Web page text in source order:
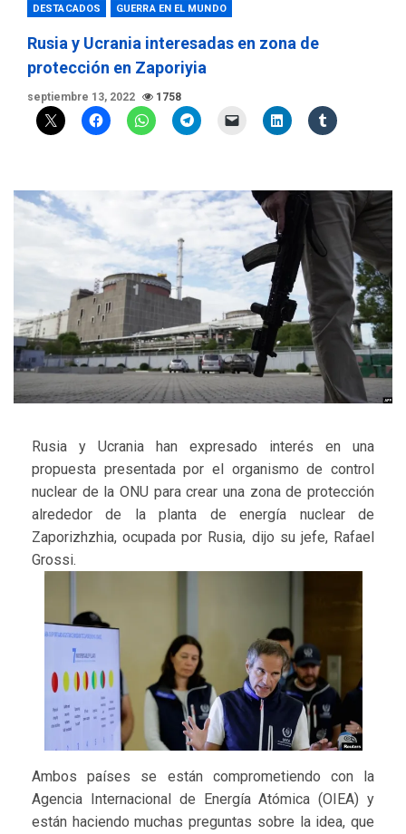
DESTACADOS GUERRA EN EL MUNDO
Rusia y Ucrania interesadas en zona de
protección en Zaporiyia
septiembre 13, 2022 1758
Rusia y Ucrania han expresado interés en una
propuesta presentada por el organismo de control
nuclear de la ONU para crear una zona de protección
alrededor de la planta de energía nuclear de
Zaporizhzhia, ocupada por Rusia, dijo su jefe, Rafael
Grossi.
Ambos países se están comprometiendo con la
Agencia Internacional de Energía Atómica (OIEA) y
están haciendo muchas preguntas sobre la idea, que